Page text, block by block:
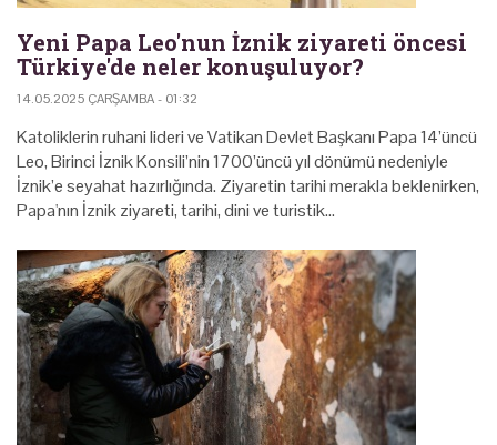
Yeni Papa Leo'nun İznik ziyareti öncesi
Türkiye'de neler konuşuluyor?
14.05.2025 ÇARŞAMBA - 01:32
Katoliklerin ruhani lideri ve Vatikan Devlet Başkanı Papa 14’üncü
Leo, Birinci İznik Konsili’nin 1700’üncü yıl dönümü nedeniyle
İznik’e seyahat hazırlığında. Ziyaretin tarihi merakla beklenirken,
Papa'nın İznik ziyareti, tarihi, dini ve turistik…